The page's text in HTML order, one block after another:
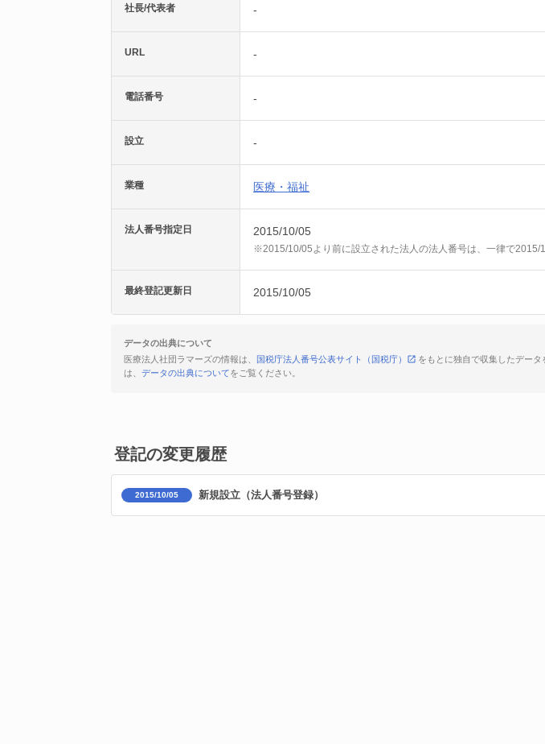
社長/代表者 -
URL -
電話番号 -
設立 -
業種 医療・福祉
法人番号指定日 2015/10/05
※2015/10/05より前に設立された法人の法人番号は、一律で2015/
最終登記更新日 2015/10/05
データの出典について
医療法人社団ラマーズの情報は、
国税庁法人番号公表サイト（国税庁）
をもとに独自で収集したデータ
は、 データの出典についてをご覧ください。
登記の変更履歴
2015/10/05 新規設立（法人番号登録）